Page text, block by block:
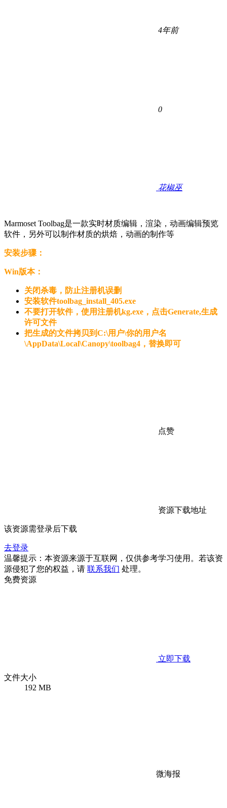
4年前
0
花椒巫
Marmoset Toolbag是一款实时材质编辑，渲染，动画编辑预览
软件，另外可以制作材质的烘焙，动画的制作等
安装步骤：
Win版本：
关闭杀毒，防止注册机误删
安装软件toolbag_install_405.exe
不要打开软件，使用注册机kg.exe，点击Generate,生成
许可文件
把生成的文件拷贝到C:\用户\你的用户名
\AppData\Local\Canopy\toolbag4，替换即可
点赞
资源下载地址
该资源需登录后下载
去登录
温馨提示：本资源来源于互联网，仅供参考学习使用。若该资
源侵犯了您的权益，请 联系我们 处理。
免费资源
立即下载
文件大小
192 MB
微海报